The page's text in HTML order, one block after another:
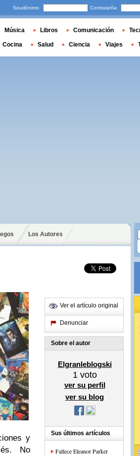
Los Autores
y
No
Ver el artículo original
Denunciar
Sobre el autor
Elgranleblogski
1voto
ver su perfil
ver su blog
Sus últimos artículos
Fallece Eleanor Parker
Seudónimo Contraseña
Música Libros Comunicación
Cocina Salud Ciencia Viajes